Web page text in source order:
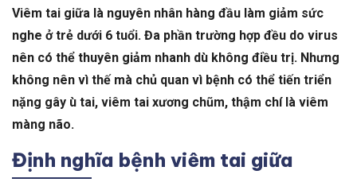
Viêm tai giữa là nguyên nhân hàng đầu làm giảm sức
nghe ở trẻ dưới 6 tuổi. Đa phần trường hợp đều do virus
nên có thể thuyên giảm nhanh dù không điều trị. Nhưng
không nên vì thế mà chủ quan vì bệnh có thể tiến triển
nặng gây ù tai, viêm tai xương chũm, thậm chí là viêm
màng não.
Định nghĩa bệnh viêm tai giữa